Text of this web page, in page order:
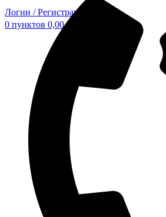
Логин / Регистрация
0 пунктов 0,00₽